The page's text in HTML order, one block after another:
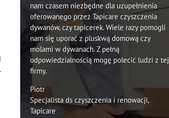
nam czasem niezbędne dla uzupełnienia
oferowanego przez Tapicare czyszczenia
dywanów, czy tapicerek. Wiele razy pomogli
nam się uporać z pluskwą domową czy
molami w dywanach. Z pełną
odpowiedzialnością mogę polecić ludzi z tej
firmy.
Piotr
Specjalista ds czyszczenia i renowacji,
Tapicare